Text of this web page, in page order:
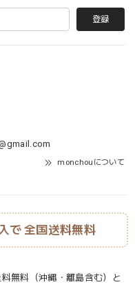
登録
monchouについて
で 全国送料無料
無料（沖縄・離島含む）と